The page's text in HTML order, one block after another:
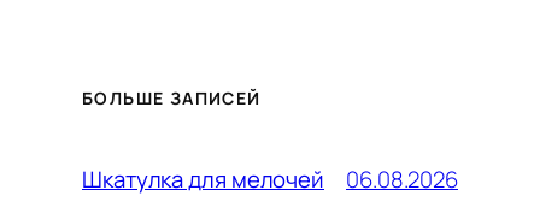
БОЛЬШЕ ЗАПИСЕЙ
Шкатулка для мелочей 06.08.2026